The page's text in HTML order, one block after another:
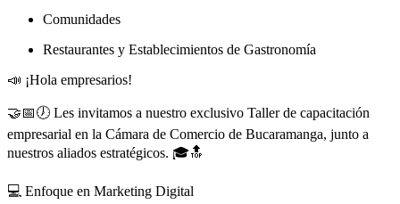
Comunidades
Restaurantes y Establecimientos de Gastronomía
📣 ¡Hola empresarios!
🤝📅🕖 Les invitamos a nuestro exclusivo Taller de capacitación
empresarial en la Cámara de Comercio de Bucaramanga, junto a
nuestros aliados estratégicos. 🎓🔝
💻 Enfoque en Marketing Digital